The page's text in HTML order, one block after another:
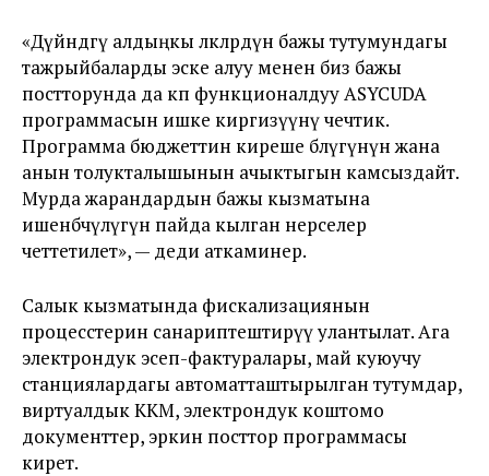
«Дүйнөдөгү алдыңкы өлкөлөрдүн бажы тутумундагы
тажрыйбаларды эске алуу менен биз бажы
постторунда да көп функционалдуу ASYCUDA
программасын ишке киргизүүнү чечтик.
Программа бюджеттин киреше бөлүгүнүн жана
анын толукталышынын ачыктыгын камсыздайт.
Мурда жарандардын бажы кызматына
ишенбөөчүлүгүн пайда кылган нерселер
четтетилет», — деди аткаминер.
Салык кызматында фискализациянын
процесстерин санариптештирүү улантылат. Ага
электрондук эсеп-фактуралары, май куюучу
станциялардагы автоматташтырылган тутумдар,
виртуалдык ККМ, электрондук коштомо
документтер, эркин посттор программасы
кирет.